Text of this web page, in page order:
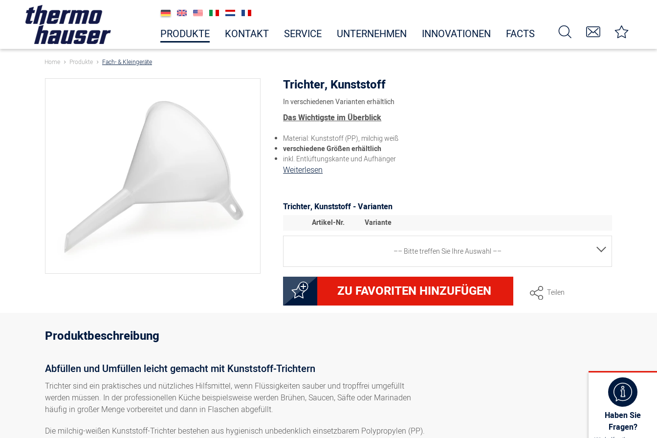
PRODUKTE KONTAKT SERVICE UNTERNEHMEN INNOVATIONEN FACTS
Home Produkte Fach- & Kleingeräte
Trichter, Kunststoff
In verschiedenen Varianten erhältlich
Das Wichtigste im Überblick
Material: Kunststoff (PP), milchig weiß
verschiedene Größen erhältlich
inkl. Entlüftungskante und Aufhänger
Weiterlesen
Trichter, Kunststoff - Varianten
Artikel-Nr. Variante
–– Bitte treffen Sie Ihre Auswahl ––
8300009751 Trichter, Auslass ø 6 mm, Trichter ø 7,5 cm x Höhe 11 cm
8300009755
8300010005 Trichter, Auslass ø 4 mm, Trichter ø 4 cm x Höhe 6,5 cm
8300010774 Trichter, Auslass ø 7 mm, Trichter ø 5 cm x Höhe 8,5 cm
ZU FAVORITEN HINZUFÜGEN Teilen
Produktbeschreibung
Abfüllen und Umfüllen leicht gemacht mit Kunststoff-Trichtern
Trichter sind ein praktisches und nützliches Hilfsmittel, wenn Flüssigkeiten sauber und tropffrei umgefüllt
werden müssen. In der professionellen Küche beispielsweise werden Brühen, Saucen, Säfte oder Marinaden
häufig in großer Menge vorbereitet und dann in Flaschen abgefüllt.
Die milchig-weißen Kunststoff-Trichter bestehen aus hygienisch unbedenklich einsetzbarem Polypropylen (PP).
Haben Sie
Fragen?